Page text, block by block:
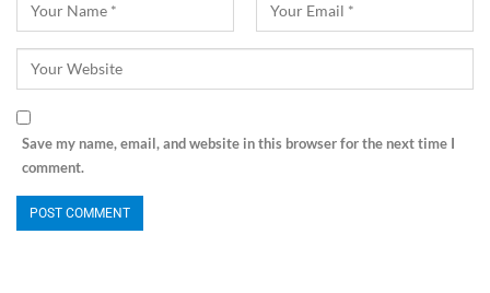
Save my name, email, and website in this browser for the next time I
comment.